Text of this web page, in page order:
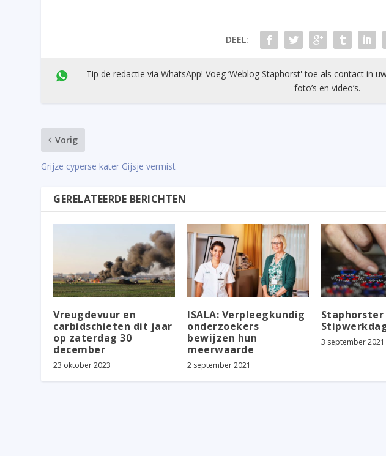
DEEL:
Tip de redactie via WhatsApp! Voeg ’Weblog Staphorst' toe als contact in
foto’s en video’s.
Vorig
Grijze cyperse kater Gijsje vermist
GERELATEERDE BERICHTEN
Vreugdevuur en
carbidschieten dit jaar
op zaterdag 30
december
23 oktober 2023
ISALA: Verpleegkundig
onderzoekers
bewijzen hun
meerwaarde
2 september 2021
Staphorster
3 september 2021